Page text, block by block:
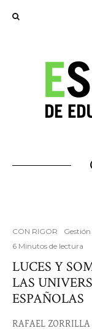
CON RIGOR
6 Minutos de lectura
LUCES Y
LAS
ESPAÑOLAS
RAFAEL